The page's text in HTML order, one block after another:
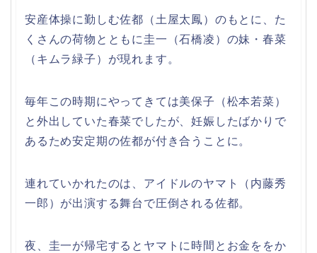
安産体操に勤しむ佐都（土屋太鳳）のもとに、た
くさんの荷物とともに圭一（石橋凌）の妹・春菜
（キムラ緑子）が現れます。
毎年この時期にやってきては美保子（松本若菜）
と外出していた春菜でしたが、妊娠したばかりで
あるため安定期の佐都が付き合うことに。
連れていかれたのは、アイドルのヤマト（内藤秀
一郎）が出演する舞台で圧倒される佐都。
夜、圭一が帰宅するとヤマトに時間とお金ををか